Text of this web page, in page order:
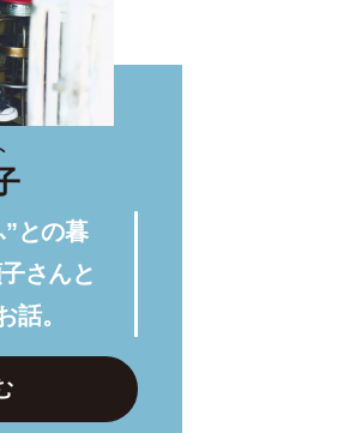
”との暮
さんと
話。